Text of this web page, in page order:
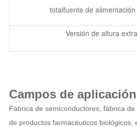
totalfuente de alimentación
Versión de altura extra
Campos de aplicación
Fábrica de semiconductores, fábrica
de productos farmacéuticos biológicos,